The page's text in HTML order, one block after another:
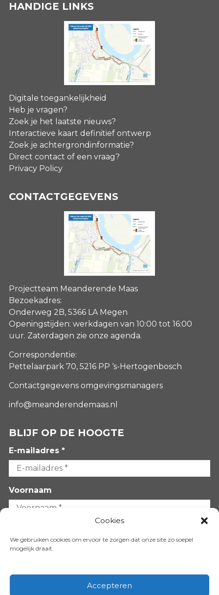
Cookies
We gebruiken cookies om ervoor te zorgen dat onze site zo soepel
mogelijk draait.
Accepteren
HANDIGE LINKS
Digitale toegankelijkheid
Heb je vragen?
Zoek je het laatste nieuws?
Interactieve kaart definitief ontwerp
Zoek je achtergrondinformatie?
Direct contact of een vraag?
Privacy Policy
CONTACTGEGEVENS
Projectteam Meanderende Maas
Bezoekadres:
Onderweg 2B, 5366 LA Megen
Openingstijden: werkdagen van 10:00 tot 16:00
uur. Zaterdagen zie onze agenda.
Correspondentie:
Pettelaarpark 70, 5216 PP ‘s-Hertogenbosch
Contactgegevens omgevingsmanagers
info@meanderendemaas.nl
BLIJF OP DE HOOGTE
E-mailadres *
Voornaam